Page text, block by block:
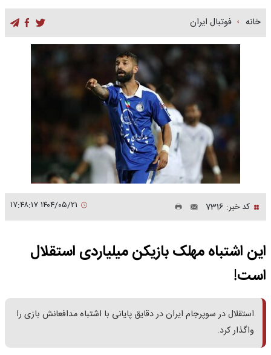
خانه فوتبال ایران
کد خبر: 7316
این اشتباه مهلک بازیکن میلیاردی استقلال
است!
استقلال در سوپرجام ایران در دقایق پایانی با اشتباه مدافعانش بازی را
واگذار کرد.